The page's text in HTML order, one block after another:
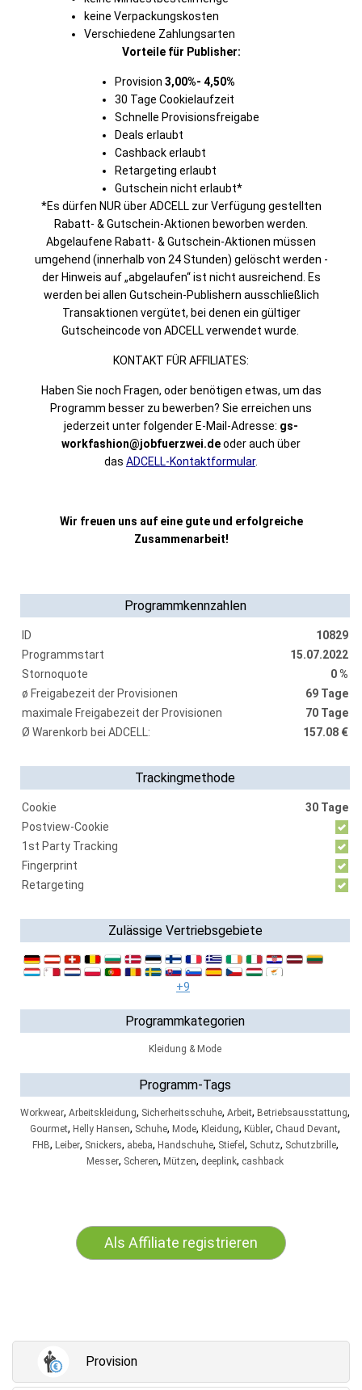
keine Verpackungskosten
Verschiedene Zahlungsarten
Vorteile für Publisher:
Provision 3,00%- 4,50%
30 Tage Cookielaufzeit
Schnelle Provisionsfreigabe
Deals erlaubt
Cashback erlaubt
Retargeting erlaubt
Gutschein nicht erlaubt*
*Es dürfen NUR über ADCELL zur Verfügung gestellten
Rabatt- & Gutschein-Aktionen beworben werden.
Abgelaufene Rabatt- & Gutschein-Aktionen müssen
umgehend (innerhalb von 24 Stunden) gelöscht werden -
der Hinweis auf „abgelaufen“ ist nicht ausreichend. Es
werden bei allen Gutschein-Publishern ausschließlich
Transaktionen vergütet, bei denen ein gültiger
Gutscheincode von ADCELL verwendet wurde.
KONTAKT FÜR AFFILIATES:
Haben Sie noch Fragen, oder benötigen etwas, um das
Programm besser zu bewerben? Sie erreichen uns
jederzeit unter folgender E-Mail-Adresse: gs-
workfashion@jobfuerzwei.deoder auch über
das ADCELL-Kontaktformular.
Wir freuen uns auf eine gute und erfolgreiche
Zusammenarbeit!
Programmkennzahlen
ID
10829
Programmstart
15.07.2022
Stornoquote
0 %
ø Freigabezeit der Provisionen
69 Tage
maximale Freigabezeit der Provisionen
70 Tage
Ø Warenkorb bei ADCELL:
157.08 €
Trackingmethode
Cookie
30 Tage
Postview-Cookie
1st Party Tracking
Fingerprint
Retargeting
Zulässige Vertriebsgebiete
+9
Programmkategorien
Kleidung & Mode
Programm-Tags
Workwear, Arbeitskleidung, Sicherheitsschuhe, Arbeit, Betriebsausstattung,
Gourmet, Helly Hansen, Schuhe, Mode, Kleidung, Kübler, Chaud Devant,
FHB, Leiber, Snickers, abeba, Handschuhe, Stiefel , Schutz, Schutzbrille,
Messer, Scheren, Mützen, deeplink, cashback
Als Affiliate registrieren
Provision